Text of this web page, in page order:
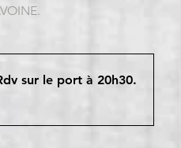
sur le port à 20h30.